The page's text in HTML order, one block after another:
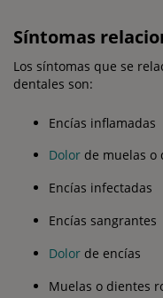
Síntomas
Los síntomas que se
dentales son:
Encías inflamadas
Dolor de muelas o
Encías infectadas
Encías sangrantes
Dolor de encías
Muelas o dientes